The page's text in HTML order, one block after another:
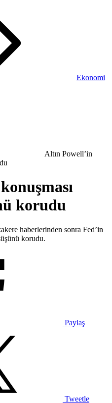
Ekonomi
Altın Powell’in
korudu
haberlerinden sonra Fed’in
korudu.
Paylaş
Tweetle